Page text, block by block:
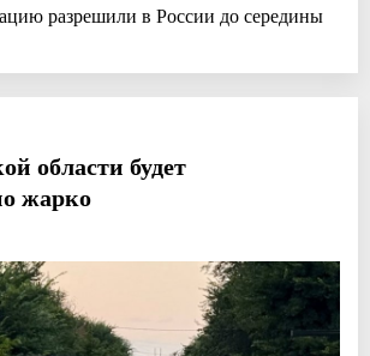
разрешили в России до середины
области будет
жарко